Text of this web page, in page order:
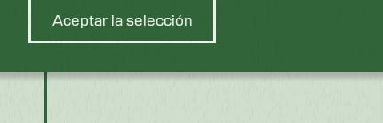
Aceptar la selección